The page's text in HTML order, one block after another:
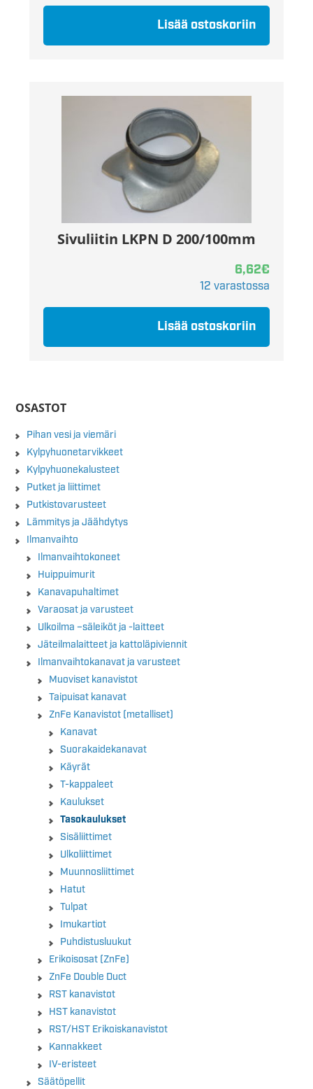
Lisää ostoskoriin
Sivuliitin LKPN D 200/100mm
6,62€
12 varastossa
Lisää ostoskoriin
OSASTOT
Pihan vesi ja viemäri
Kylpyhuonetarvikkeet
Kylpyhuonekalusteet
Putket ja liittimet
Putkistovarusteet
Lämmitys ja Jäähdytys
Ilmanvaihto
Ilmanvaihtokoneet
Huippuimurit
Kanavapuhaltimet
Varaosat ja varusteet
Ulkoilma –säleiköt ja -laitteet
Jäteilmalaitteet ja kattoläpiviennit
Ilmanvaihtokanavat ja varusteet
Muoviset kanavistot
Taipuisat kanavat
ZnFe Kanavistot (metalliset)
Kanavat
Suorakaidekanavat
Käyrät
T-kappaleet
Kaulukset
Tasokaulukset
Sisäliittimet
Ulkoliittimet
Muunnosliittimet
Hatut
Tulpat
Imukartiot
Puhdistusluukut
Erikoisosat (ZnFe)
ZnFe Double Duct
RST kanavistot
HST kanavistot
RST/HST Erikoiskanavistot
Kannakkeet
IV-eristeet
Säätöpellit